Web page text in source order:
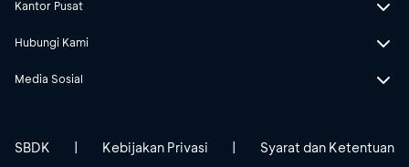
Kantor Pusat
Hubungi Kami
Media Sosial
SBDK | Kebijakan Privasi | Syarat dan Ketentuan